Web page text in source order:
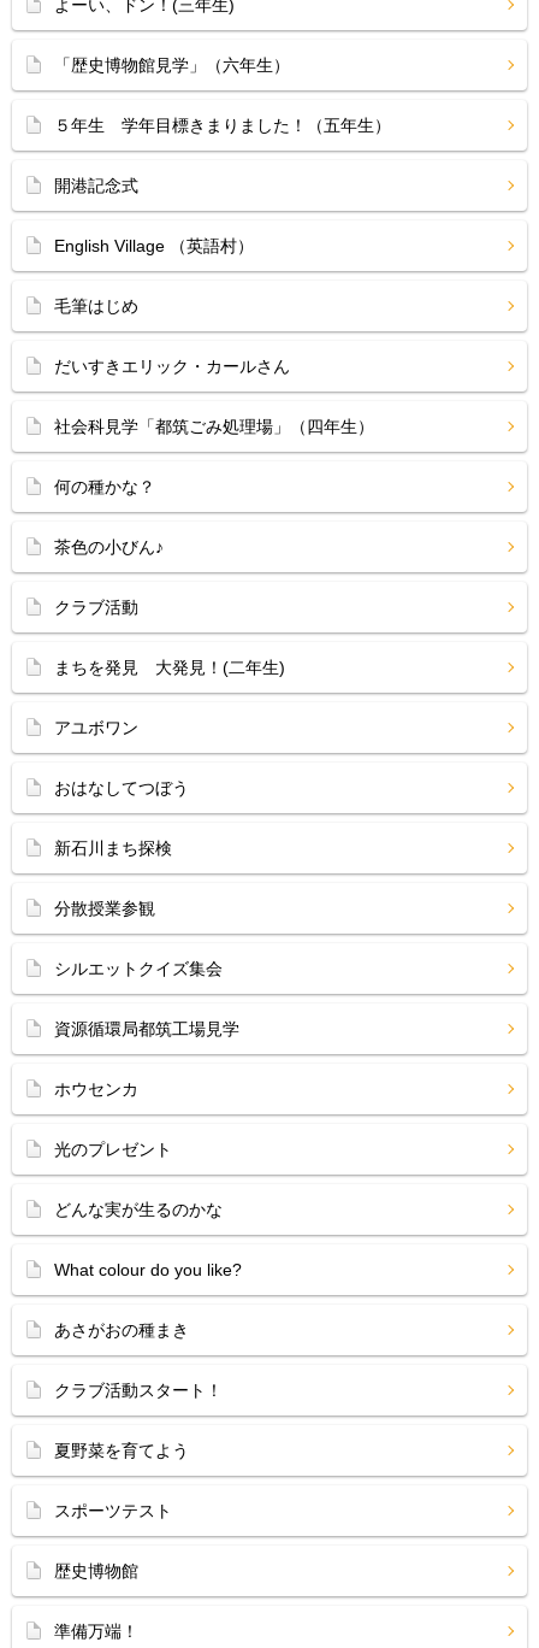
よーい、ドン！(三年生)
「歴史博物館見学」（六年生）
５年生 学年目標きまりました！（五年生）
開港記念式
English Village （英語村）
毛筆はじめ
だいすきエリック・カールさん
社会科見学「都筑ごみ処理場」（四年生）
何の種かな？
茶色の小びん♪
クラブ活動
まちを発見 大発見！(二年生)
アユボワン
おはなしてつぼう
新石川まち探検
分散授業参観
シルエットクイズ集会
資源循環局都筑工場見学
ホウセンカ
光のプレゼント
どんな実が生るのかな
What colour do you like?
あさがおの種まき
クラブ活動スタート！
夏野菜を育てよう
スポーツテスト
歴史博物館
準備万端！